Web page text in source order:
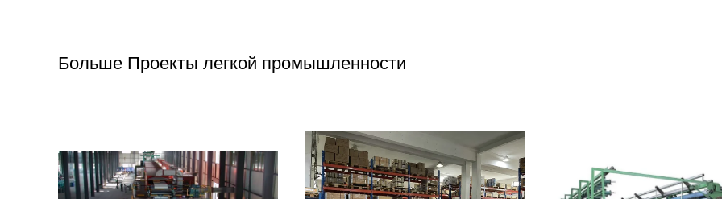
Больше Проекты легкой промышленности